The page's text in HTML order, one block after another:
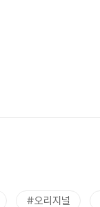
#오리지널